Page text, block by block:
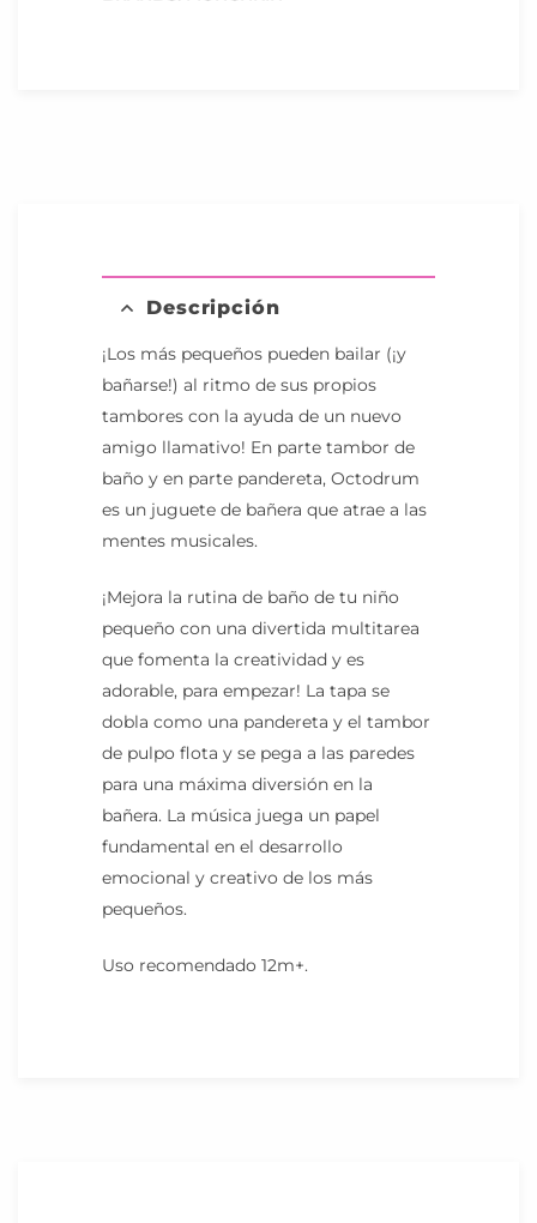
Descripción
¡Los más pequeños pueden bailar (¡y
bañarse!) al ritmo de sus propios
tambores con la ayuda de un nuevo
amigo llamativo! En parte tambor de
baño y en parte pandereta, Octodrum
es un juguete de bañera que atrae a las
mentes musicales.
¡Mejora la rutina de baño de tu niño
pequeño con una divertida multitarea
que fomenta la creatividad y es
adorable, para empezar! La tapa se
dobla como una pandereta y el tambor
de pulpo flota y se pega a las paredes
para una máxima diversión en la
bañera. La música juega un papel
fundamental en el desarrollo
emocional y creativo de los más
pequeños.
Uso recomendado 12m+.